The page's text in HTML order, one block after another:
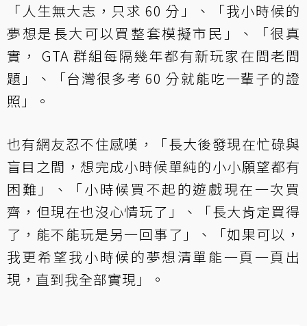
「人生無大志，只求 60 分」、「我小時候的
夢想是長大可以買整套模擬市民」、「很真
實， GTA 群組每隔幾年都有新玩家在問老問
題」、「台灣很多考 60 分就能吃一輩子的證
照」。
也有網友忍不住感嘆，「長大後發現在忙碌與
盲目之間，想完成小時候單純的小小願望都有
困難」、「小時候買不起的遊戲現在一次買
齊，但現在也沒心情玩了」、「長大肯定買得
了，能不能玩是另一回事了」、「如果可以，
我更希望我小時候的夢想清單能一頁一頁出
現，直到我全部實現」。